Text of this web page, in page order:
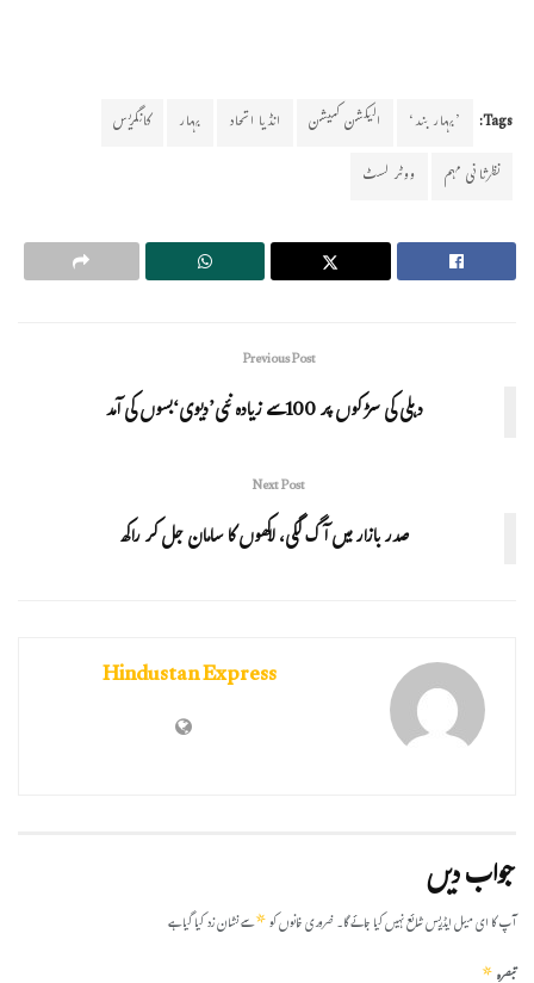
Tags: ’بہار بند‘ الیکشن کمیشن انڈیا اتحاد بہار
کانگریس
نظرثانی مہم
ووٹر لسٹ
Previous Post
دہلی کی سڑ کوں پر 100سے زیادہ نئی’دیوی‘بسوں کی آمد
Next Post
صدر بازار میں آگ لگی، لاکھوں کا سامان جل کر راکھ
Hindustan Express
جواب دیں
آپ کا ای میل ایڈریس شائع نہیں کیا جائے گا۔ضروری خانوں کو*سے نشان زد کیا گیا ہے